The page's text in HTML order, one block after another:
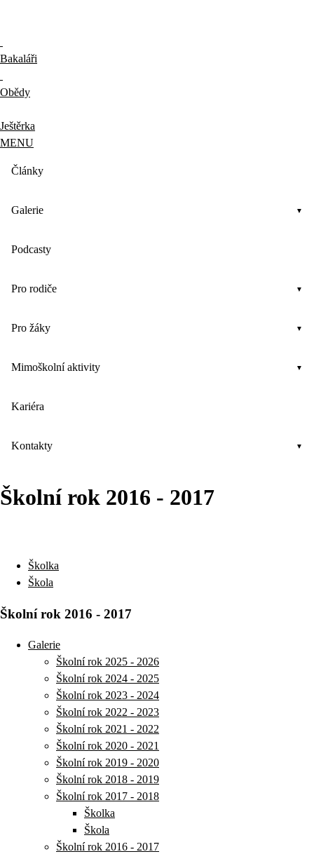
Bakaláři
Obědy
Ještěrka
MENU
Články
Galerie
Podcasty
Pro rodiče
Pro žáky
Mimoškolní aktivity
Kariéra
Kontakty
Školní rok 2016 - 2017
Školka
Škola
Školní rok 2016 - 2017
Galerie
Školní rok 2025 - 2026
Školní rok 2024 - 2025
Školní rok 2023 - 2024
Školní rok 2022 - 2023
Školní rok 2021 - 2022
Školní rok 2020 - 2021
Školní rok 2019 - 2020
Školní rok 2018 - 2019
Školní rok 2017 - 2018
Školka
Škola
Školní rok 2016 - 2017